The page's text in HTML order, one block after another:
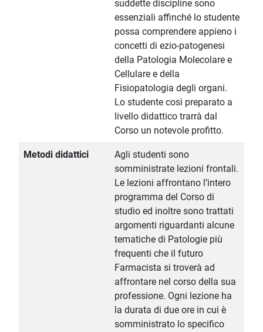
suddette discipline sono
essenziali affinché lo studente
possa comprendere appieno i
concetti di ezio-patogenesi
della Patologia Molecolare e
Cellulare e della
Fisiopatologia degli organi.
Lo studente così preparato a
livello didattico trarrà dal
Corso un notevole profitto.
Metodi didattici
Agli studenti sono
somministrate lezioni frontali.
Le lezioni affrontano l’intero
programma del Corso di
studio ed inoltre sono trattati
argomenti riguardanti alcune
tematiche di Patologie più
frequenti che il futuro
Farmacista si troverà ad
affrontare nel corso della sua
professione. Ogni lezione ha
la durata di due ore in cui è
somministrato lo specifico